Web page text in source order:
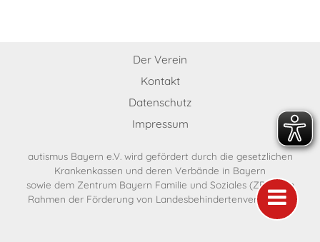
Der Verein
Kontakt
Datenschutz
Impressum
autismus Bayern e.V. wird gefördert durch die gesetzlichen
Krankenkassen und deren Verbände in Bayern
sowie dem Zentrum Bayern Familie und Soziales (ZBFS) im
Rahmen der Förderung von Landesbehindertenverbänden.